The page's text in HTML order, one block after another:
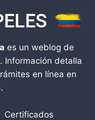
es un weblog de
Información detalla
en línea en
Certificados